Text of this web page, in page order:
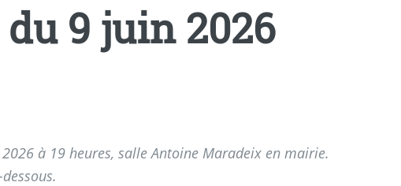
9 juin 2026
à 19 heures, salle Antoine Maradeix en mairie.